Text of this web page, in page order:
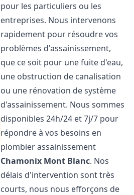
pour les particuliers ou les
entreprises. Nous intervenons
rapidement pour résoudre vos
problèmes d'assainissement,
que ce soit pour une fuite d'eau,
une obstruction de canalisation
ou une rénovation de système
d'assainissement. Nous sommes
disponibles 24h/24 et 7j/7 pour
répondre à vos besoins en
plombier assainissement
Chamonix Mont Blanc. Nos
délais d'intervention sont très
courts, nous nous efforçons de